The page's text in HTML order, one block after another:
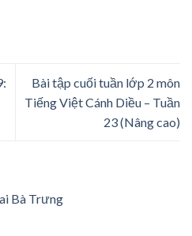
Bài tập cuối tuần lớp 2 môn
Tiếng Việt Cánh Diều – Tuần
23 (Nâng cao)
Bà Trưng